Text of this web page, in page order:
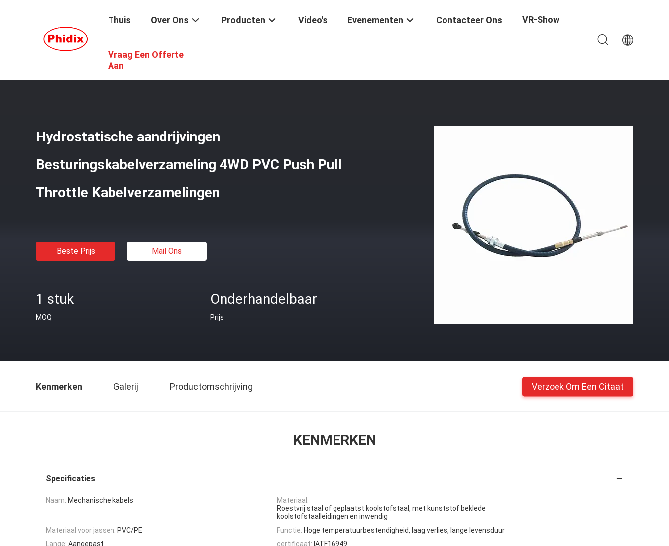
Thuis Over Ons Producten Video's Evenementen Contacteer Ons VR-Show
Vraag Een Offerte
Aan
Mechanische Controlekabel
Hydrostatische aandrijvingen
Besturingskabelverzameling 4WD PVC Push Pull
Throttle Kabelverzamelingen
Beste Prijs Mail Ons
1 stuk
MOQ
Onderhandelbaar
Prijs
Kenmerken Galerij Productomschrijving Verzoek Om Een Citaat
KENMERKEN
Specificaties
Naam: Mechanische kabels
Materiaal:
Roestvrij staal of geplaatst koolstofstaal, met kunststof beklede
koolstofstaalleidingen en inwendig
Materiaal voor jassen: PVC/PE Functie: Hoge temperatuurbestendigheid, laag verlies, lange levensduur
Lange: Aangepast certificaat: IATF16949